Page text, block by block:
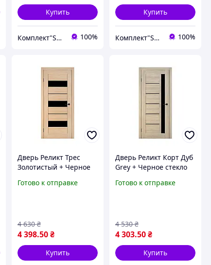
Купить
Комплект"Servis" 100%
Купить
Комплект"Servis" 100%
Дверь Реликт Трес
Золотистый + Черное
Ламинированные
Готово к отправке
4 398.50 ₴
4 630 ₴
Купить
Дверь Реликт Корт Дуб
Grey + Черное стекло
Межкомнатные двери
Готово к отправке
4 303.50₴
4 530 ₴
Купить